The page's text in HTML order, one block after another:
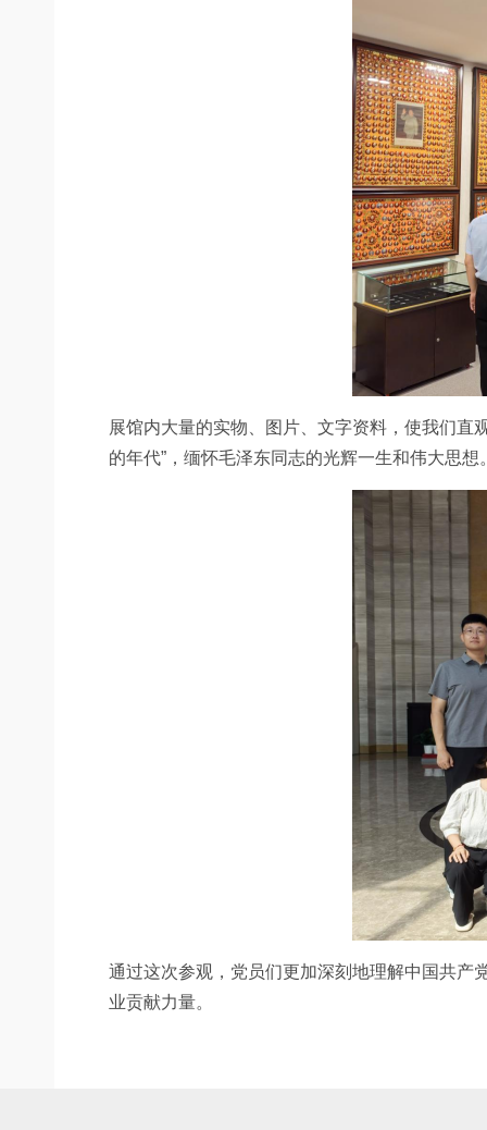
展馆内大量的实物、图片、文字资料， 使我们直
的年代” ，缅怀毛泽东同志的光辉一生和伟大思想
通过这次参观，党员们更加深刻地理解中国共产
业贡献力量。